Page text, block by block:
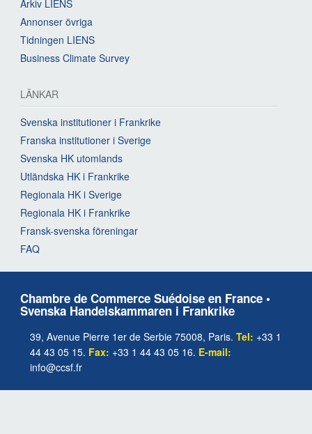
Arkiv LIENS
Annonser övriga
Tidningen LIENS
Business Climate Survey
LÄNKAR
Svenska institutioner i Frankrike
Franska institutioner i Sverige
Svenska HK utomlands
Utländska HK i Frankrike
Regionala HK i Sverige
Regionala HK i Frankrike
Fransk-svenska föreningar
FAQ
Chambre de Commerce Suédoise en France •
Svenska Handelskammaren i Frankrike
39, Avenue Pierre 1er de Serbie 75008, Paris. Tel: +33 1
44 43 05 15. Fax: +33 1 44 43 05 16. E-mail:
info@ccsf.fr